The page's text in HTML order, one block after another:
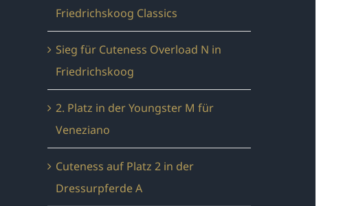
Friedrichskoog Classics
Sieg für Cuteness Overload N in
Friedrichskoog
2. Platz in der Youngster M für
Veneziano
Cuteness auf Platz 2 in der
Dressurpferde A